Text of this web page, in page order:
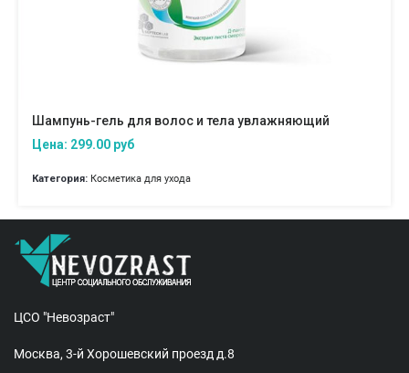
Шампунь-гель для волос и тела увлажняющий
Цена: 299.00 руб
Категория: Косметика для ухода
ЦСО "Невозраст"
Москва, 3-й Хорошевский проезд д.8